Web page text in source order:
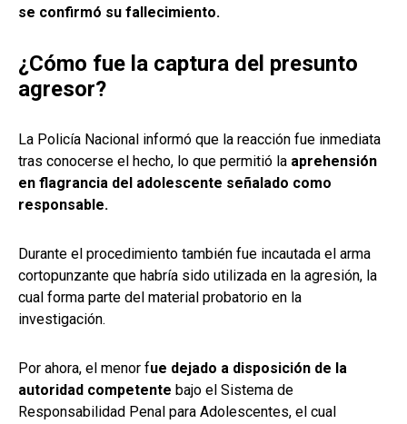
se confirmó su fallecimiento.
¿Cómo fue la captura del presunto
agresor?
La Policía Nacional informó que la reacción fue inmediata
tras conocerse el hecho, lo que permitió la aprehensión
en flagrancia del adolescente señalado como
responsable.
Durante el procedimiento también fue incautada el arma
cortopunzante que habría sido utilizada en la agresión, la
cual forma parte del material probatorio en la
investigación.
Por ahora, el menor fue dejado a disposición de la
autoridad competente bajo el Sistema de
Responsabilidad Penal para Adolescentes, el cual